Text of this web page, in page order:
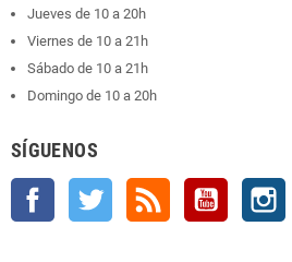
Jueves de 10 a 20h
Viernes de 10 a 21h
Sábado de 10 a 21h
Domingo de 10 a 20h
SÍGUENOS
Facebook Twitter Rss YouTube